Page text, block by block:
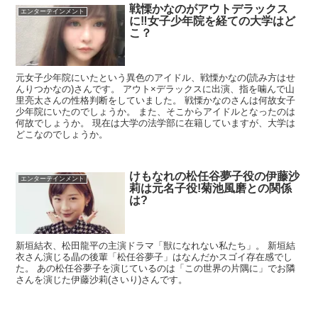
エンターテインメント
戦慄かなのがアウトデラックス
に‼︎女子少年院を経ての大学はど
こ？
元女子少年院にいたという異色のアイドル、戦慄かなの(読み方はせ
んりつかなの)さんです。 アウト×デラックスに出演、指を噛んで山
里亮太さんの性格判断をしていました。 戦慄かなのさんは何故女子
少年院にいたのでしょうか。 また、そこからアイドルとなったのは
何故でしょうか。 現在は大学の法学部に在籍していますが、大学は
どこなのでしょうか。
エンターテインメント
けもなれの松任谷夢子役の伊藤沙
莉は元名子役!菊池風磨との関係
は?
新垣結衣、松田龍平の主演ドラマ「獣になれない私たち」。 新垣結
衣さん演じる晶の後輩「松任谷夢子」はなんだかスゴイ存在感でし
た。 あの松任谷夢子を演じているのは「この世界の片隅に」でお隣
さんを演じた伊藤沙莉(さいり)さんです。